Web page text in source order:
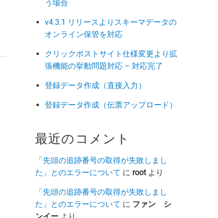
う場合
v4.3.1 リリースよりスキーマデータの
オンライン保管を対応
クリックポストサイト仕様変更より拡
張機能の挙動問題対応 – 対応完了
登録データ作成（直接入力）
登録データ作成（伝票アップロード）
最近のコメント
「先頭の追跡番号の取得が失敗しまし
た」とのエラーについて に rootより
「先頭の追跡番号の取得が失敗しまし
た」とのエラーについて に ファン シ